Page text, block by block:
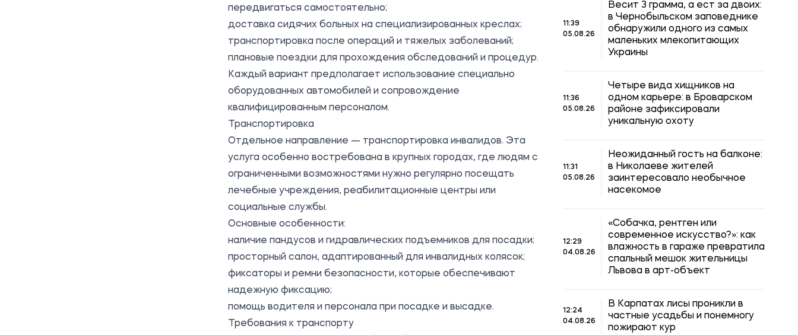
передвигаться самостоятельно;
доставка сидячих больных на специализированных креслах;
транспортировка после операций и тяжелых заболеваний;
плановые поездки для прохождения обследований и процедур.
Каждый вариант предполагает использование специально
оборудованных автомобилей и сопровождение
квалифицированным персоналом.
Транспортировка
Отдельное направление — транспортировка инвалидов. Эта
услуга особенно востребована в крупных городах, где людям с
ограниченными возможностями нужно регулярно посещать
лечебные учреждения, реабилитационные центры или
социальные службы.
Основные особенности:
наличие пандусов и гидравлических подъемников для посадки;
просторный салон, адаптированный для инвалидных колясок;
фиксаторы и ремни безопасности, которые обеспечивают
надежную фиксацию;
помощь водителя и персонала при посадке и высадке.
Требования к транспорту
11:39
05.08.26
Весит 3 грамма, а ест за двоих:
в Чернобыльском заповеднике
обнаружили одного из самых
маленьких млекопитающих
Украины
11:36
05.08.26
Четыре вида хищников на
одном карьере: в Броварском
районе зафиксировали
уникальную охоту
11:31
05.08.26
Неожиданный гость на балконе:
в Николаеве жителей
заинтересовало необычное
насекомое
12:29
04.08.26
«Собачка, рентген или
современное искусство?»: как
влажность в гараже превратила
спальный мешок жительницы
Львова в арт-объект
12:24
04.08.26
В Карпатах лисы проникли в
частные усадьбы и понемногу
пожирают кур